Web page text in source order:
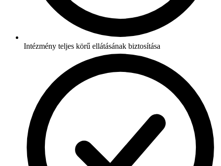
Intézmény teljes körű ellátásának biztosítása